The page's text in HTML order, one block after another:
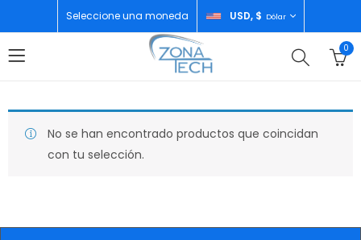
Seleccione una moneda USD, $ Dólar
0
No se han encontrado productos que coincidan
con tu selección.